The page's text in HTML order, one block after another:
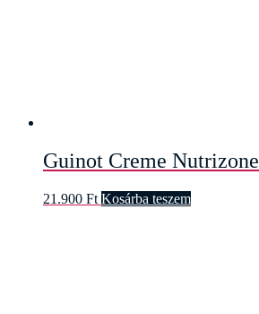
Guinot Creme Nutrizone
21.900 Ft Kosárba teszem